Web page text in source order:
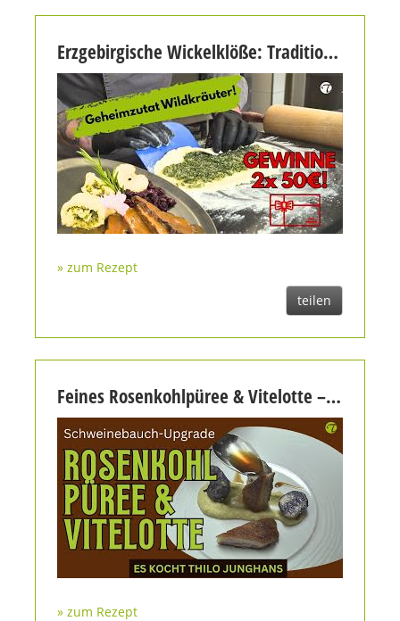
Erzgebirgische Wickelklöße: Tradition trifft auf frische Wildkräuter!
» zum Rezept
teilen
Feines Rosenkohlpüree & Vitelotte – Die perfekte Beilage zum konfierten Schweinebauch | Chef Tilo Junghans
» zum Rezept